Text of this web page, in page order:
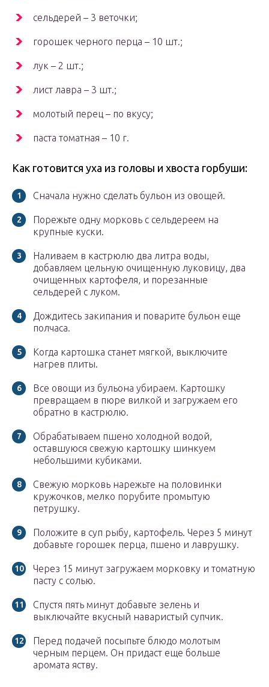
сельдерей – 3 веточки;
горошек черного перца – 10 шт.;
лук – 2 шт.;
лист лавра – 3 шт.;
молотый перец – по вкусу;
паста томатная – 10 г.
Как готовится уха из головы и хвоста горбуши:
Сначала нужно сделать бульон из овощей.
Порежьте одну морковь с сельдереем на
крупные куски.
Наливаем в кастрюлю два литра воды,
добавляем цельную очищенную луковицу, два
очищенных картофеля, и порезанные
сельдерей с луком.
Дождитесь закипания и поварите бульон еще
полчаса.
Когда картошка станет мягкой, выключите
нагрев плиты.
Все овощи из бульона убираем. Картошку
превращаем в пюре вилкой и загружаем его
обратно в кастрюлю.
Обрабатываем пшено холодной водой,
оставшуюся свежую картошку шинкуем
небольшими кубиками.
Свежую морковь нарежьте на половинки
кружочков, мелко порубите промытую
петрушку.
Положите в суп рыбу, картофель. Через 5 минут
добавьте горошек перца, пшено и лаврушку.
Через 15 минут загружаем морковку и томатную
пасту с солью.
Спустя пять минут добавьте зелень и
выключайте вкусный наваристый супчик.
Перед подачей посыпьте блюдо молотым
черным перцем. Он придаст еще больше
аромата яству.